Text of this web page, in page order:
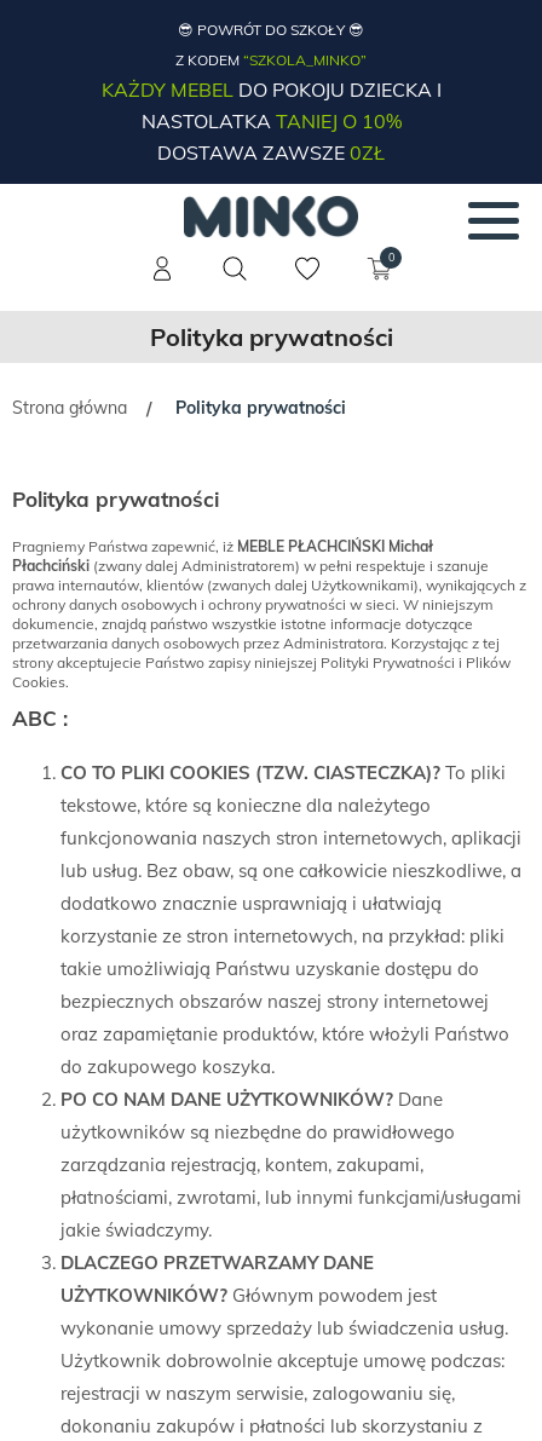
😎 POWRÓT DO SZKOŁY 😎
Z KODEM “SZKOLA_MINKO”
KAŻDY MEBELDO POKOJU DZIECKA I
NASTOLATKATANIEJ O 10%
DOSTAWA ZAWSZE 0ZŁ
0
Polityka prywatności
Strona główna / Polityka prywatności
Polityka prywatności
Pragniemy Państwa zapewnić, iż MEBLE PŁACHCIŃSKI Michał
Płachciński (zwany dalej Administratorem) w pełni respektuje i szanuje
prawa internautów, klientów (zwanych dalej Użytkownikami), wynikających z
ochrony danych osobowych i ochrony prywatności w sieci. W niniejszym
dokumencie, znajdą państwo wszystkie istotne informacje dotyczące
przetwarzania danych osobowych przez Administratora. Korzystając z tej
strony akceptujecie Państwo zapisy niniejszej Polityki Prywatności i Plików
Cookies.
ABC :
CO TO PLIKI COOKIES (TZW. CIASTECZKA)? To pliki
tekstowe, które są konieczne dla należytego
funkcjonowania naszych stron internetowych, aplikacji
lub usług. Bez obaw, są one całkowicie nieszkodliwe, a
dodatkowo znacznie usprawniają i ułatwiają
korzystanie ze stron internetowych, na przykład: pliki
takie umożliwiają Państwu uzyskanie dostępu do
bezpiecznych obszarów naszej strony internetowej
oraz zapamiętanie produktów, które włożyli Państwo
do zakupowego koszyka.
PO CO NAM DANE UŻYTKOWNIKÓW? Dane
użytkowników są niezbędne do prawidłowego
zarządzania rejestracją, kontem, zakupami,
płatnościami, zwrotami, lub innymi funkcjami/usługami
jakie świadczymy.
DLACZEGO PRZETWARZAMY DANE
UŻYTKOWNIKÓW? Głównym powodem jest
wykonanie umowy sprzedaży lub świadczenia usług.
Użytkownik dobrowolnie akceptuje umowę podczas:
rejestracji w naszym serwisie, zalogowaniu się,
dokonaniu zakupów i płatności lub skorzystaniu z